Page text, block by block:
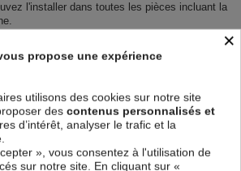
l'installer dans toutes les pièces incluant la
à coucher et la chambre des enfants.
: impression numérique en résolution de
d'une surface demi terne, il couvre les
le mur.
peints tendances et modernes constituent
cher de donner une nouvelle touche à vos
×
propose une expérience
utilisons des cookies sur notre site
des contenus personnalisés et
d’intérêt, analyser le trafic et la
», vous consentez à l'utilisation de
sur notre site. En cliquant sur «